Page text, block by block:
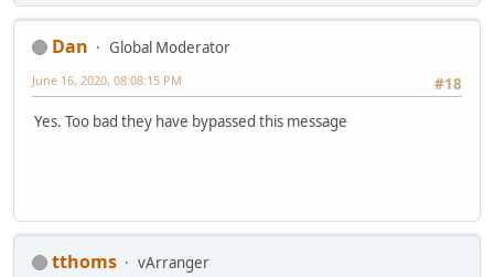
Dan
Global Moderator
#18
June 16, 2020, 08:08:15 PM
Yes. Too bad they have bypassed this message
tthoms
vArranger